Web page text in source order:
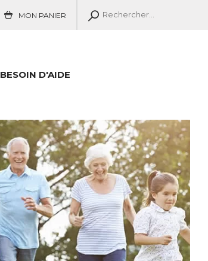
MON PANIER
BESOIN D'AIDE